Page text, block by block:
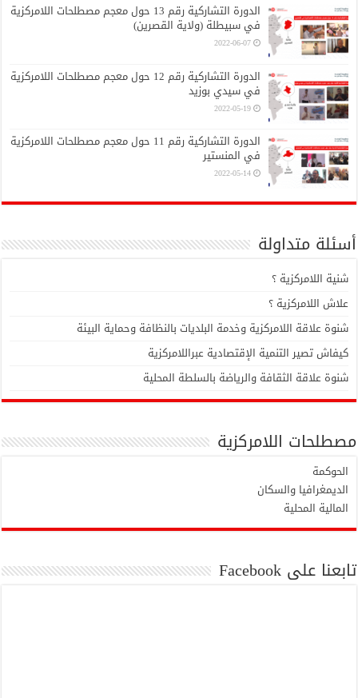
الدورة التشاركية رقم 13 حول معجم مصطلحات اللامركزية
في سبيطلة (ولاية القصرين)
2022-06-07
الدورة التشاركية رقم 12 حول معجم مصطلحات اللامركزية
في سيدي بوزيد
2022-05-19
الدورة التشاركية رقم 11 حول معجم مصطلحات اللامركزية
في المنستير
2022-05-14
أسئلة متداولة
شنية اللامركزية ؟
علاش اللامركزية ؟
شنوة علاقة اللامركزية وخدمة البلديات بالنظافة وحماية البيئة
كيفاش تصير التنمية الإقتصادية عبراللامركزية
شنوة علاقة الثقافة والرياضة بالسلطة المحلية
مصطلحات اللامركزية
الحوكمة
الديمغرافيا والسكان
المالية المحلية
تابعنا على Facebook